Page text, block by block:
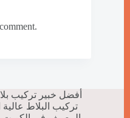
أفضل خبير تركيب
تركيب البلاط